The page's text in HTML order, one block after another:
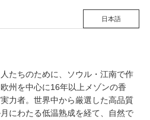
日本語
たちのために、ソウル・江南で作
州を中心に16年以上メゾンの香
力者。世界中から厳選した高品質
にわたる低温熟成を経て、自然で